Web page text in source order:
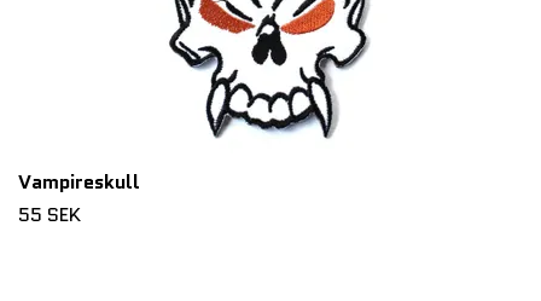
Vampireskull
55 SEK